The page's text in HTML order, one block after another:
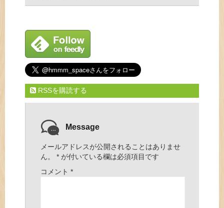
RSSを購読する
Message
メールアドレスが公開されることはありませ
ん。
* が付いている欄は必須項目です
コメント *